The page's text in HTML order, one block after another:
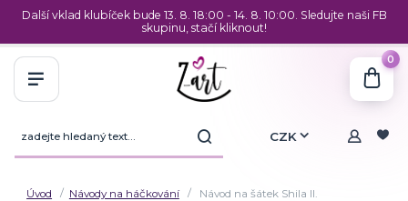
Další vklad klubíček bude 13. 8. 18:00 - 14. 8. 10:00. Sledujte naši FB
skupinu, stačí kliknout!
CZK
0
Úvod Návody na háčkování Návod na šátek Shila II.